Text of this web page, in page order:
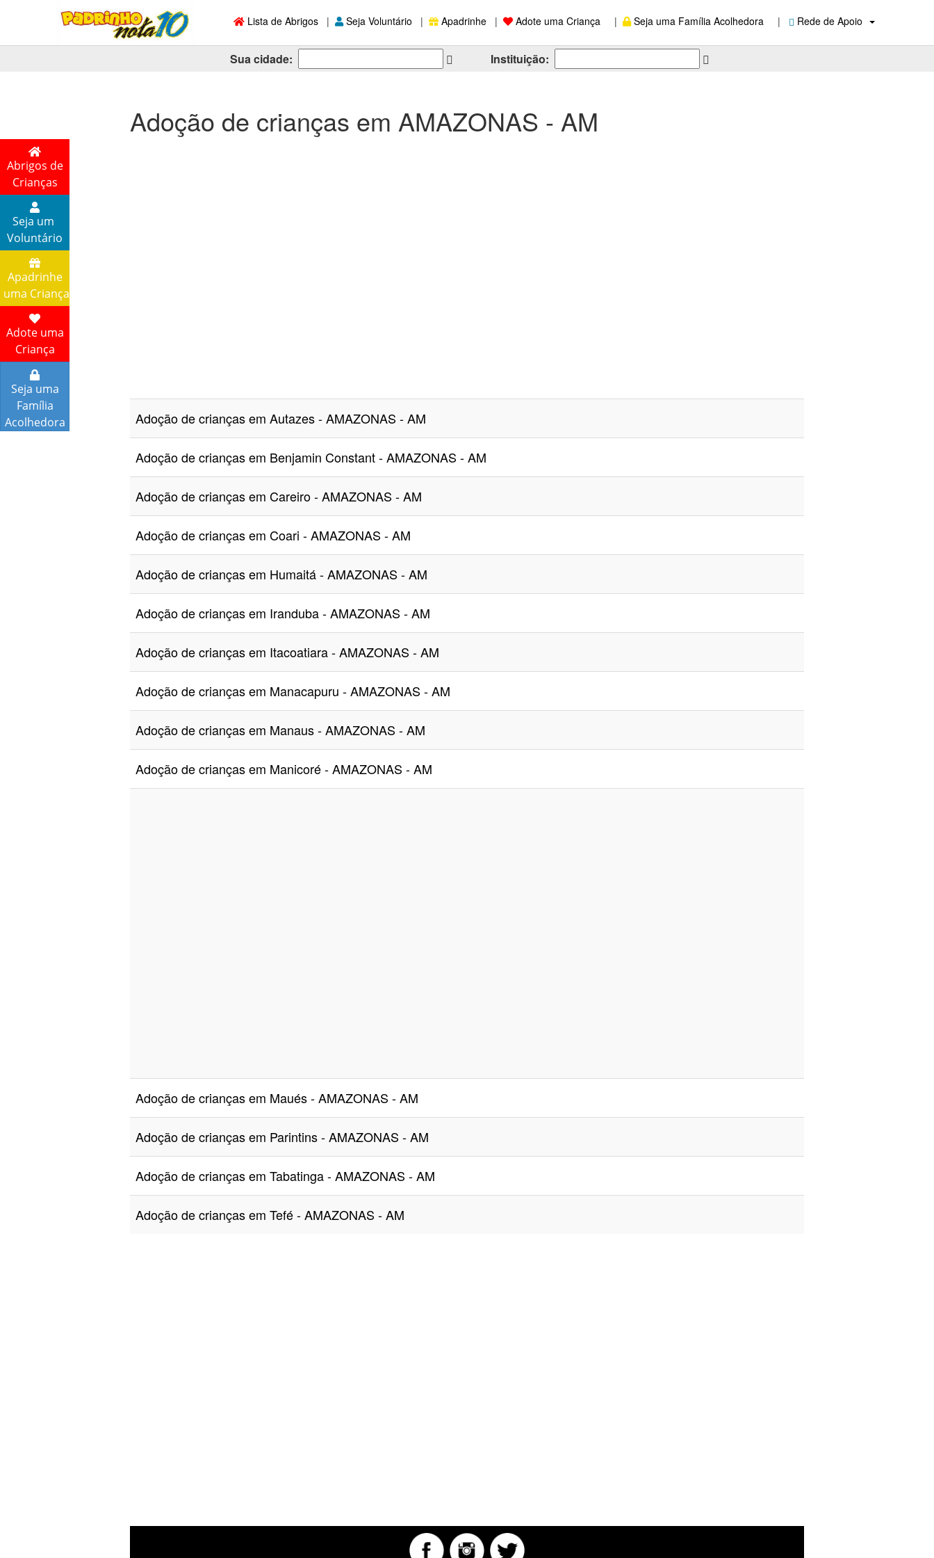
Lista de Abrigos | Seja Voluntário | Apadrinhe | Adote uma Criança | Seja uma Família Acolhedora | Rede de Apoio
Sua cidade: Instituição:
Abrigos de
Crianças
Seja um
Voluntário
Apadrinhe
uma Criança
Adote uma
Criança
Seja uma
Família
Acolhedora
Adoção de crianças em AMAZONAS - AM
Adoção de crianças em Autazes - AMAZONAS - AM
Adoção de crianças em Benjamin Constant - AMAZONAS - AM
Adoção de crianças em Careiro - AMAZONAS - AM
Adoção de crianças em Coari - AMAZONAS - AM
Adoção de crianças em Humaitá - AMAZONAS - AM
Adoção de crianças em Iranduba - AMAZONAS - AM
Adoção de crianças em Itacoatiara - AMAZONAS - AM
Adoção de crianças em Manacapuru - AMAZONAS - AM
Adoção de crianças em Manaus - AMAZONAS - AM
Adoção de crianças em Manicoré - AMAZONAS - AM
Adoção de crianças em Maués - AMAZONAS - AM
Adoção de crianças em Parintins - AMAZONAS - AM
Adoção de crianças em Tabatinga - AMAZONAS - AM
Adoção de crianças em Tefé - AMAZONAS - AM